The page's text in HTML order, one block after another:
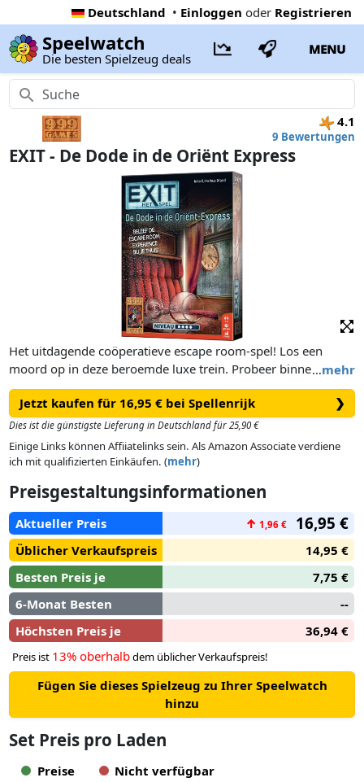
Deutschland • Einloggen oder Registrieren
Speelwatch
Die besten Spielzeug deals
MENU
4.1
9 Bewertungen
EXIT - De Dode in de Oriënt Express
…mehr
Het uitdagende coöperatieve escape room-spel! Los een
moord op in deze beroemde luxe trein. Probeer binnen
anderhalf uur alle puzzels op te lossen en alle codes te
breken. Alleen dan lukt het jullie om de dader succesvol te
ontmaskeren. Logisch nadenken en doorzettingsvermogen
zijn vereist om dit spel tot een goed einde te brengen. En
komen jullie er echt niet uit, dan bevat het spel tipkaarten om
Oriënt Express, is maar één keer speelbaar omdat het
speelmateriaal moet worden beschreven, gevouwen of
afgescheurd. Maar net als in een “echte” escape room
garanderen we een zeer intense puzzel- en speelervaring!
Jetzt kaufen für 16,95 € bei Spellenrijk ❯
Dies ist die günstigste Lieferung in Deutschland für 25,90 €
Einige Links können Affiiatelinks sein. Als Amazon Associate verdiene
ich mit qualifizierten Einkäufen. (mehr)
Preisgestaltungsinformationen
Aktueller Preis ↑ 1,96 € 16,95 €
Üblicher Verkaufspreis
14,95 €
Besten Preis je
7,75 €
6-Monat Besten
--
Höchsten Preis je
36,94 €
Preis ist 13% oberhalbdem üblicher Verkaufspreis!
Fügen Sie dieses Spielzeug zu Ihrer Speelwatch
hinzu
Set Preis pro Laden
Preise
Nicht verfügbar